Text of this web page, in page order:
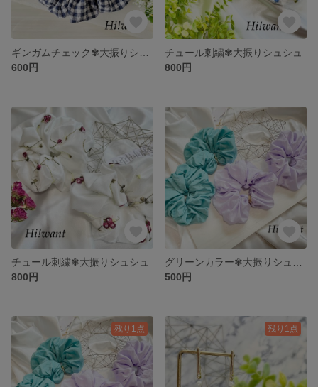
600円
チュール刺繍✾大振りシュシュ
800円
チュール刺繍✾大振りシュシュ
800円
500円
残り1点 残り1点